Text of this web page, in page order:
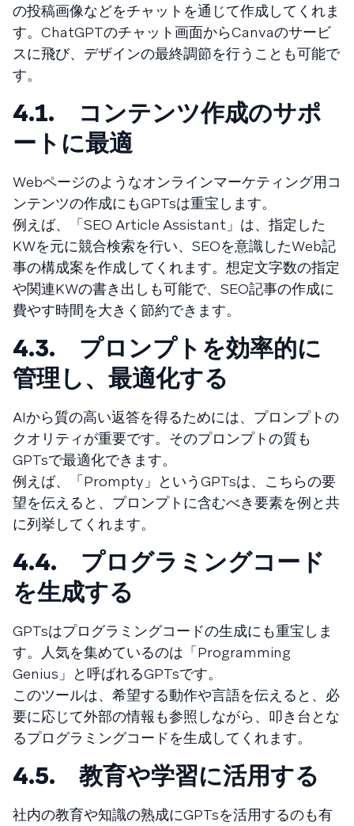
の投稿画像などをチャットを通じて作成してくれま
す。ChatGPTのチャット画面からCanvaのサービ
スに飛び、デザインの最終調節を行うことも可能で
す。
4.1. コンテンツ作成のサポ
ートに最適
Webページのようなオンラインマーケティング用コ
ンテンツの作成にもGPTsは重宝します。
例えば、「SEO Article Assistant」は、指定した
KWを元に競合検索を行い、SEOを意識したWeb記
事の構成案を作成してくれます。想定文字数の指定
や関連KWの書き出しも可能で、SEO記事の作成に
費やす時間を大きく節約できます。
4.3. プロンプトを効率的に
管理し、最適化する
AIから質の高い返答を得るためには、プロンプトの
クオリティが重要です。そのプロンプトの質も
GPTsで最適化できます。
例えば、「Prompty」というGPTsは、こちらの要
望を伝えると、プロンプトに含むべき要素を例と共
に列挙してくれます。
4.4. プログラミングコード
を生成する
GPTsはプログラミングコードの生成にも重宝しま
す。人気を集めているのは「Programming
Genius」と呼ばれるGPTsです。
このツールは、希望する動作や言語を伝えると、必
要に応じて外部の情報も参照しながら、叩き台とな
るプログラミングコードを生成してくれます。
4.5. 教育や学習に活用する
社内の教育や知識の熟成にGPTsを活用するのも有